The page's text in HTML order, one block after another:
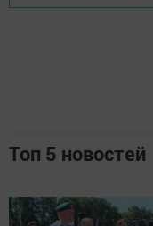
Топ 5 новостей